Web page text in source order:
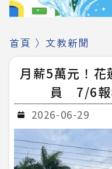
首頁 〉 文教新聞
月薪5萬元！花
員 7/6報
2026-06-29